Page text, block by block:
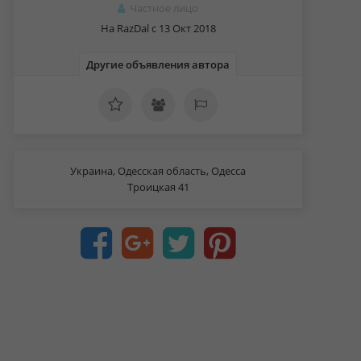
Частное лицо
На RazDal c 13 Окт 2018
Другие объявления автора
Украина, Одесская область, Одесса
Троицкая 41